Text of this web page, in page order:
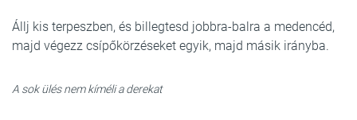
Állj kis terpeszben, és billegtesd jobbra-balra a medencéd,
majd végezz csípőkörzéseket egyik, majd másik irányba.
A sok ülés nem kíméli a derekat